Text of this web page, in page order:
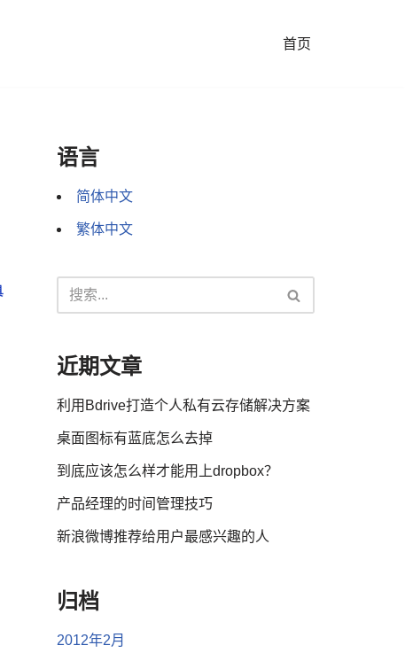
首页
语言
简体中文
繁体中文
近期文章
利用Bdrive打造个人私有云存储解决方案
桌面图标有蓝底怎么去掉
到底应该怎么样才能用上dropbox？
产品经理的时间管理技巧
新浪微博推荐给用户最感兴趣的人
归档
2012年2月